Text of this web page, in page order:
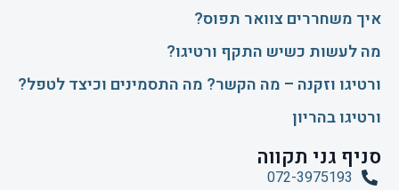
איך משחררים צוואר תפוס?
​מה לעשות כשיש התקף ורטיגו?
ורטיגו וזקנה – מה הקשר? מה התסמינים וכיצד לטפל?
ורטיגו בהריון
סניף גני תקווה
072-3975193